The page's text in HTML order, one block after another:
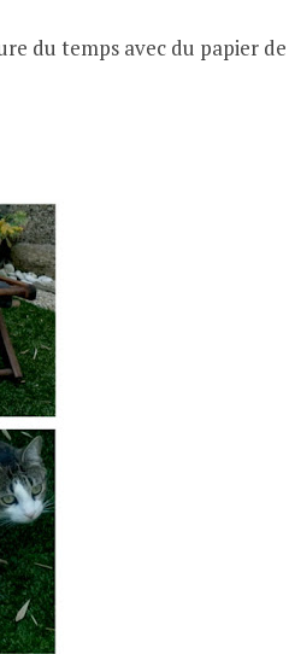
du temps avec du papier de